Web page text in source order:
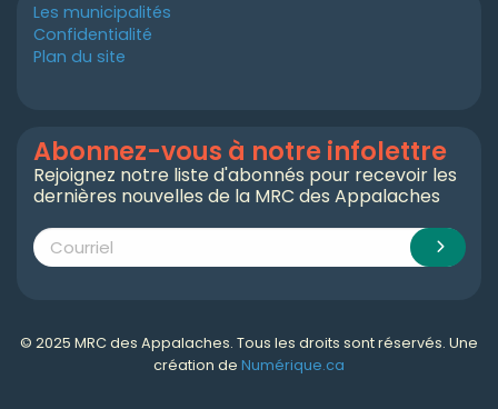
Les municipalités
Confidentialité
Plan du site
Abonnez-vous à notre infolettre
Rejoignez notre liste d'abonnés pour recevoir les
dernières nouvelles de la MRC des Appalaches
© 2025 MRC des Appalaches. Tous les droits sont réservés. Une
création de Numérique.ca